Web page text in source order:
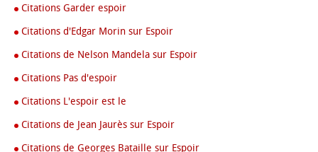
Citations Garder espoir
Citations d'Edgar Morin sur Espoir
Citations de Nelson Mandela sur Espoir
Citations Pas d'espoir
Citations L'espoir est le
Citations de Jean Jaurès sur Espoir
Citations de Georges Bataille sur Espoir